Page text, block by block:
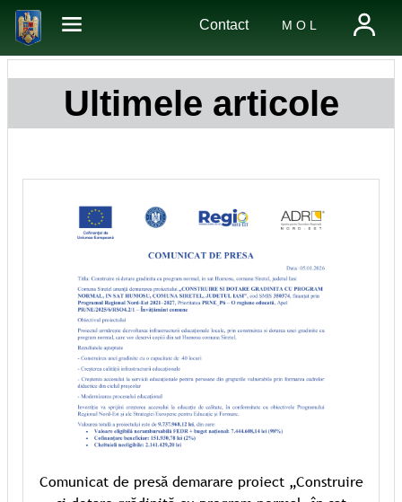
M O L
Contact
Ultimele articole
Comunicat de presă demarare proiect „Construire